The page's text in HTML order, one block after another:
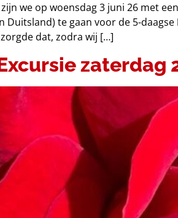
we op woensdag 3 juni 26 met
Duitsland) te gaan voor de 5-
dat, zodra wij […]
zaterdag